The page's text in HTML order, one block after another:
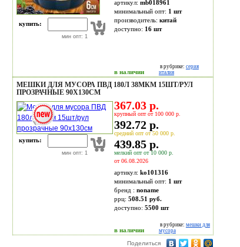
купить:
мин опт: 1
артикул: mb018961
минимальный опт: 1 шт
производитель: китай
доступно: 16 шт
в наличии
в рубрике: серия
италия
МЕШКИ ДЛЯ МУСОРА ПВД 180Л 38МКМ 15ШТ/РУЛ
ПРОЗРАЧНЫЕ 90Х130СМ
купить:
мин опт: 1
367.03 р.
крупный опт от 100 000 р.
392.72 р.
средний опт от 50 000 р.
439.85 р.
мелкий опт от 10 000 р.
от 06.08.2026
артикул: ko101316
минимальный опт: 1 шт
бренд : noname
ррц: 508.51 руб.
доступно: 5500 шт
в наличии
в рубрике: мешки для
мусора
Поделиться